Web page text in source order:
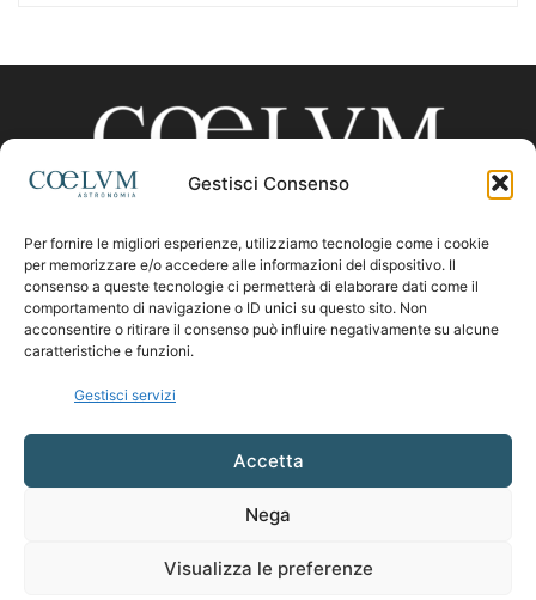
Gestisci Consenso
Per fornire le migliori esperienze, utilizziamo tecnologie come i cookie
per memorizzare e/o accedere alle informazioni del dispositivo. Il
consenso a queste tecnologie ci permetterà di elaborare dati come il
comportamento di navigazione o ID unici su questo sito. Non
acconsentire o ritirare il consenso può influire negativamente su alcune
caratteristiche e funzioni.
Gestisci servizi
Accetta
Nega
Visualizza le preferenze
CHI SIAMO
Contattaci:coelumastro@coelum.com